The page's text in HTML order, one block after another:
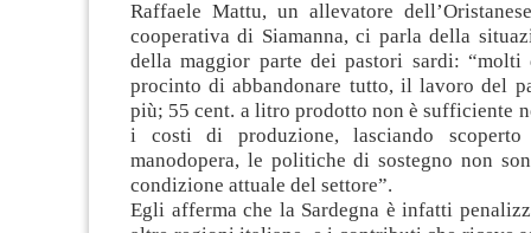
Raffaele Mattu, un allevatore
cooperativa di Siamanna, ci parla della
della maggior parte dei pastori sardi:
procinto di abbandonare tutto, il lavoro del
più; 55 cent. a litro prodotto non è sufficiente
i costi di produzione, lasciando
manodopera, le politiche di sostegno non
condizione attuale del settore”.
Egli afferma che la Sardegna è infatti